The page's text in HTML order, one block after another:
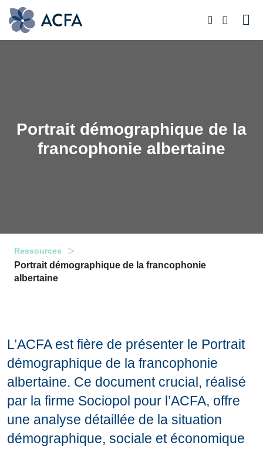
Portrait démographique de la
francophonie albertaine
Ressources >
Portrait démographique de la francophonie
albertaine
L’ACFA est fière de présenter le Portrait
démographique de la francophonie
albertaine. Ce document crucial, réalisé
par la firme Sociopol pour l’ACFA, offre
une analyse détaillée de la situation
démographique, sociale et économique